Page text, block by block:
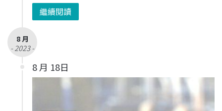
繼續閱讀
8 月
- 2023 -
8 月 18日